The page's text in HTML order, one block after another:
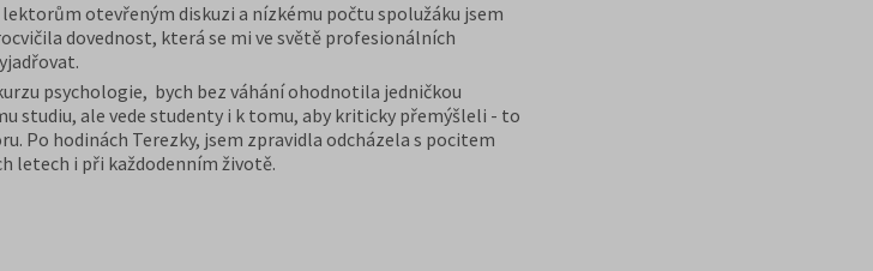
otevřeným diskuzi a nízkému počtu spolužáku jsem
dovednost, která se mi ve světě profesionálních
psychologie, bych bez váhání ohodnotila jedničkou
studiu, ale vede studenty i k tomu, aby kriticky přemýšleli - to
Po hodinách Terezky, jsem zpravidla odcházela s pocitem
letech i při každodenním životě.